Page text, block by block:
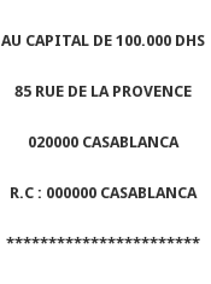
AU CAPITAL DE 100.000 DHS
85 RUE DE LA PROVENCE
020000 CASABLANCA
R.C : 000000 CASABLANCA
***********************